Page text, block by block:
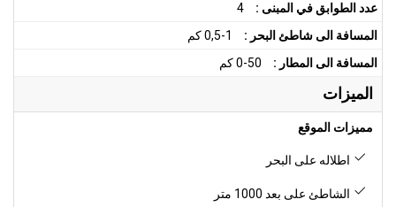
عدد الطوابق في المبنى :
4
المسافة الى شاطئ البحر :
0,5-1 كم
المسافة الى المطار :
0-50 كم
الميزات
مميزات الموقع
اطلاله على البحر
الشاطئ على بعد 1000 متر